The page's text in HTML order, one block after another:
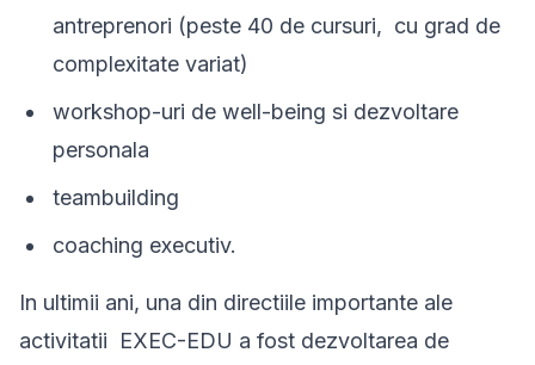
antreprenori (peste 40 de cursuri, cu grad de
complexitate variat)
workshop-uri de well-being si dezvoltare
personala
teambuilding
coaching executiv.
In ultimii ani, una din directiile importante ale
activitatii EXEC-EDU a fost dezvoltarea de